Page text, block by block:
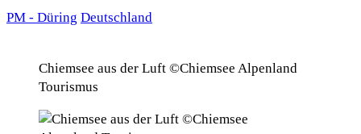
PM - Düring Deutschland
Chiemsee aus der Luft ©Chiemsee Alpenland
Tourismus